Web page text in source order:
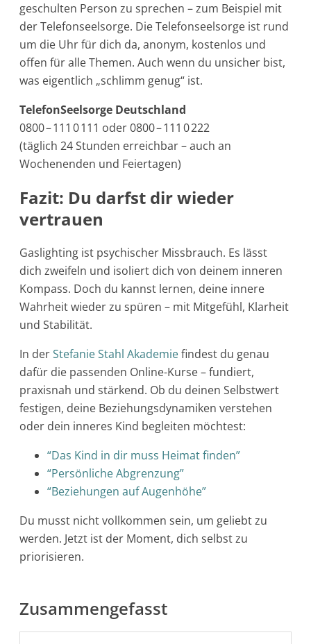
geschulten Person zu sprechen – zum Beispiel mit
der Telefonseelsorge. Die Telefonseelsorge ist rund
um die Uhr für dich da, anonym, kostenlos und
offen für alle Themen. Auch wenn du unsicher bist,
was eigentlich „schlimm genug“ ist.
TelefonSeelsorge Deutschland
0800 – 111 0 111 oder 0800 – 111 0 222
(täglich 24 Stunden erreichbar – auch an
Wochenenden und Feiertagen)
Fazit: Du darfst dir wieder
vertrauen
Gaslighting ist psychischer Missbrauch. Es lässt
dich zweifeln und isoliert dich von deinem inneren
Kompass. Doch du kannst lernen, deine innere
Wahrheit wieder zu spüren – mit Mitgefühl, Klarheit
und Stabilität.
In derStefanie Stahl Akademiefindest du genau
dafür die passenden Online-Kurse – fundiert,
praxisnah und stärkend. Ob du deinen Selbstwert
festigen, deine Beziehungsdynamiken verstehen
oder dein inneres Kind begleiten möchtest:
“Das Kind in dir muss Heimat finden”
“Persönliche Abgrenzung”
“Beziehungen auf Augenhöhe”
Du musst nicht vollkommen sein, um geliebt zu
werden. Jetzt ist der Moment, dich selbst zu
priorisieren.
Zusammengefasst